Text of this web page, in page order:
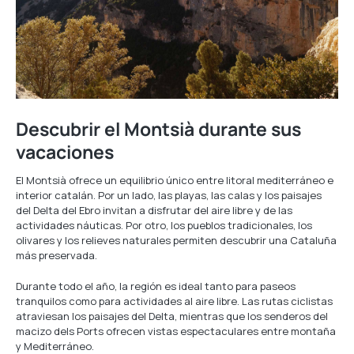
Descubrir el Montsià durante sus
vacaciones
El Montsià ofrece un equilibrio único entre litoral mediterráneo e
interior catalán. Por un lado, las playas, las calas y los paisajes
del Delta del Ebro invitan a disfrutar del aire libre y de las
actividades náuticas. Por otro, los pueblos tradicionales, los
olivares y los relieves naturales permiten descubrir una Cataluña
más preservada.
Durante todo el año, la región es ideal tanto para paseos
tranquilos como para actividades al aire libre. Las rutas ciclistas
atraviesan los paisajes del Delta, mientras que los senderos del
macizo dels Ports ofrecen vistas espectaculares entre montaña
y Mediterráneo.